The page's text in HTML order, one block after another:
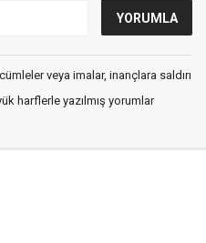
veya imalar, inançlara saldırı
harflerle yazılmış yorumlar